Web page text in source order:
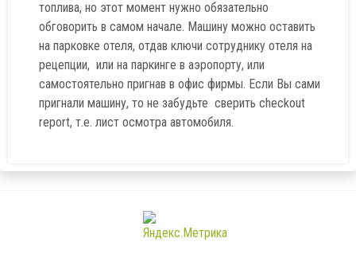
топлива, но этот момент нужно обязательно
обговорить в самом начале. Машину можно оставить
на парковке отеля, отдав ключи сотруднику отеля на
рецепции, или на паркинге в аэропорту, или
самостоятельно пригнав в офис фирмы. Если Вы сами
пригнали машину, то не забудьте сверить checkout
report, т.е. лист осмотра автомобиля.